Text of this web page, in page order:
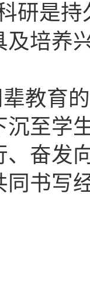
研是持
及培养
教育
沉至学
、奋发
同书写